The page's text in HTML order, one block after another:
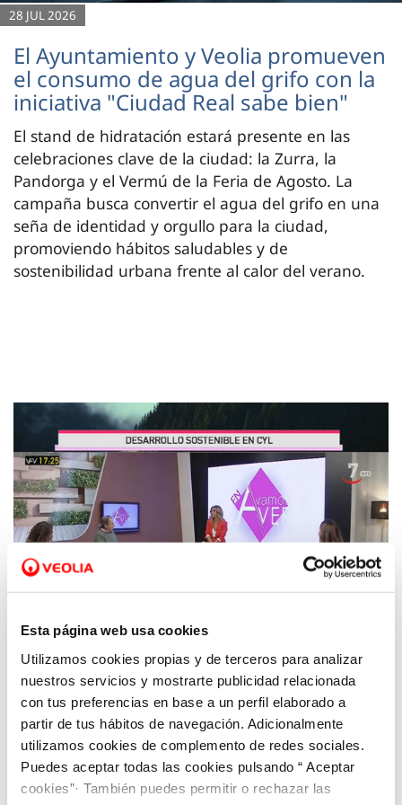
Esta página web usa cookies
Utilizamos cookies propias y de terceros para analizar
nuestros servicios y mostrarte publicidad relacionada
con tus preferencias en base a un perfil elaborado a
partir de tus hábitos de navegación. Adicionalmente
utilizamos cookies de complemento de redes sociales.
Puedes aceptar todas las cookies pulsando “ Aceptar
cookies”· También puedes permitir o rechazar las
28 JUL 2026
El Ayuntamiento y Veolia promueven
el consumo de agua del grifo con la
iniciativa "Ciudad Real sabe bien"
El stand de hidratación estará presente en las
celebraciones clave de la ciudad: la Zurra, la
Pandorga y el Vermú de la Feria de Agosto. La
campaña busca convertir el agua del grifo en una
seña de identidad y orgullo para la ciudad,
promoviendo hábitos saludables y de
sostenibilidad urbana frente al calor del verano.
10 NOV 2020
Aquona, Junta Castilla y León y Cruz Roja
llaman a la acción para impulsar la Agenda
2030 en la región.